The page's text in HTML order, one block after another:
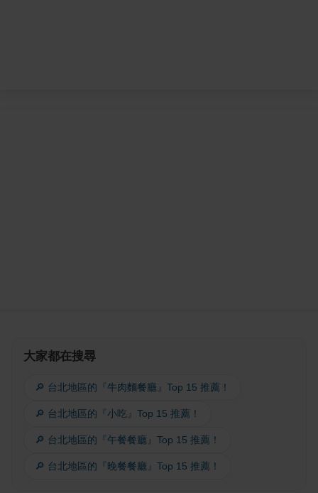
大家都在搜尋
🔎 台北地區的『牛肉麵餐廳』Top 15 推薦！
🔎 台北地區的『小吃』Top 15 推薦！
🔎 台北地區的『午餐餐廳』Top 15 推薦！
🔎 台北地區的『晚餐餐廳』Top 15 推薦！